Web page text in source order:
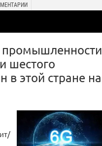
промышленности
шестого
в этой стране на